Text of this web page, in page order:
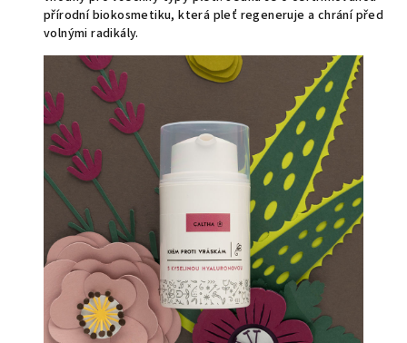
přírodní biokosmetiku, která pleť regeneruje a chrání před
volnými radikály.